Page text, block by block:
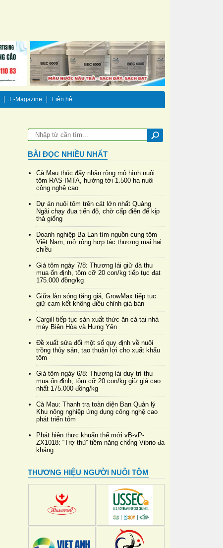
E-Magazine Liên hệ
BÀI ĐỌC NHIỀU NHẤT
Cà Mau thúc đẩy nhân rộng mô hình nuôi
tôm RAS-IMTA, hướng tới 1.500 ha nuôi
công nghệ cao
Dự án nuôi tôm trên cát lớn nhất Quảng
Ngãi chạy đua tiến độ, chờ cấp điện để kịp
thả giống
Doanh nghiệp Ba Lan tìm nguồn cung tôm
Việt Nam, mở rộng hợp tác thương mại hai
chiều
Giá tôm ngày 7/8: Thương lái giữ đà thu
mua ổn định, tôm cỡ 20 con/kg tiếp tục đạt
175.000 đồng/kg
Giữa làn sóng tăng giá, GrowMax tiếp tục
giữ cam kết không điều chỉnh giá bán
Cargill tiếp tục sản xuất thức ăn cá tại nhà
máy Biên Hòa và Hưng Yên
Đề xuất sửa đổi một số quy định về nuôi
trồng thủy sản, tạo thuận lợi cho xuất khẩu
tôm
Giá tôm ngày 6/8: Thương lái duy trì thu
mua ổn định, tôm cỡ 20 con/kg giữ giá cao
nhất 175.000 đồng/kg
Cà Mau: Thanh tra toàn diện Ban Quản lý
Khu nông nghiệp ứng dụng công nghệ cao
phát triển tôm
Phát hiện thực khuẩn thể mới vB-vP-
ZX1018: “Trợ thủ” tiềm năng chống Vibrio đa
kháng
THƯƠNG HIỆU NGƯỜI NUÔI TÔM